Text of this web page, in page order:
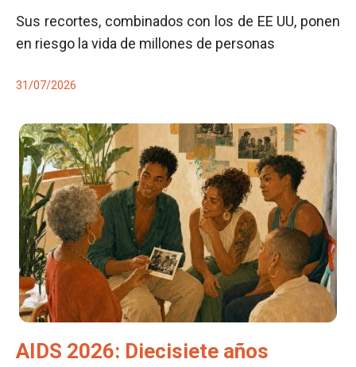
Sus recortes, combinados con los de EE UU, ponen
en riesgo la vida de millones de personas
31/07/2026
AIDS 2026: Diecisiete años